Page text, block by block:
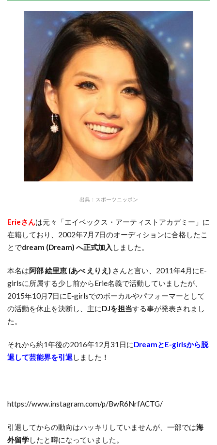
出典： スポーツニッポン
Erieさんは元々「エイベックス・アーティストアカデミー」に
在籍しており、2002年7月7日のオーディションに合格したこ
とでdream (Dream) へ正式加入 しました。
本名は阿部 絵里恵 (あべ えりえ) さんと言い、2011年4月にE-
girlsに所属する少し前からErie名義で活動していましたが、
2015年10月7日にE-girlsでのボーカルやパフォーマーとして
の活動を休止を決断し、主にDJを担当する事が発表されまし
た。
それから約1年後の2016年12月31日にDreamとE-girlsから脱
退して芸能界を引退 しました！
https://www.instagram.com/p/BwR6NrfACTG/
引退してからの動向はハッキリしていませんが、一部では海
外留学したと噂になっていました。